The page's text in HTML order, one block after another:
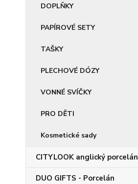
DOPLŇKY
PAPÍROVÉ SETY
TAŠKY
PLECHOVÉ DÓZY
VONNÉ SVÍČKY
PRO DĚTI
Kosmetické sady
CITYLOOK anglický porcelán
DUO GIFTS - Porcelán